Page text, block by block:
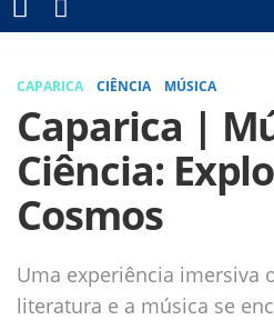
CAPARICA CIÊNCIA MÚSICA
Caparica |
Ciência:
Cosmos
Uma experiência imersiva
literatura e a música se